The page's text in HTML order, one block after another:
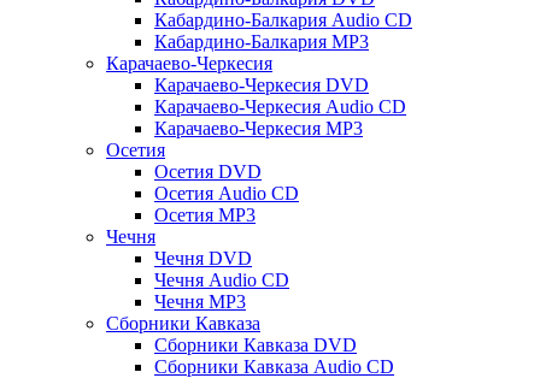
Кабардино-Балкария Audio CD
Кабардино-Балкария MP3
Карачаево-Черкесия
Карачаево-Черкесия DVD
Карачаево-Черкесия Audio CD
Карачаево-Черкесия MP3
Осетия
Осетия DVD
Осетия Audio CD
Осетия MP3
Чечня
Чечня DVD
Чечня Audio CD
Чечня MP3
Сборники Кавказа
Сборники Кавказа DVD
Сборники Кавказа Audio CD